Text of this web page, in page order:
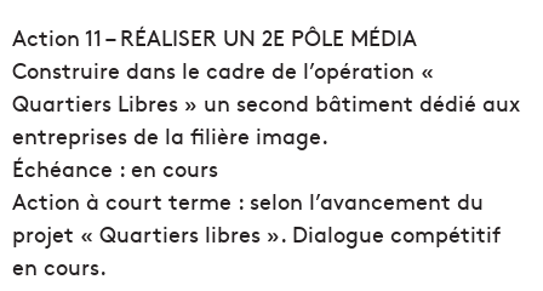
Action 11 – RÉALISER UN 2E PÔLE MÉDIA
Construire dans le cadre de l’opération «
Quartiers Libres » un second bâtiment dédié aux
entreprises de la filière image.
Échéance : en cours
Action à court terme : selon l’avancement du
projet « Quartiers libres ». Dialogue compétitif
en cours.